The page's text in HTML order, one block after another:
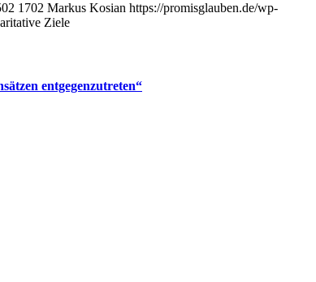
1702 Markus Kosian https://promisglauben.de/wp-
Ziele
entgegenzutreten“